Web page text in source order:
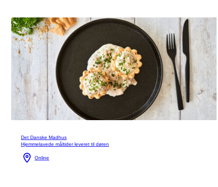
Det Danske Madhus
Hjemmelavede måltider leveret til døren
Online